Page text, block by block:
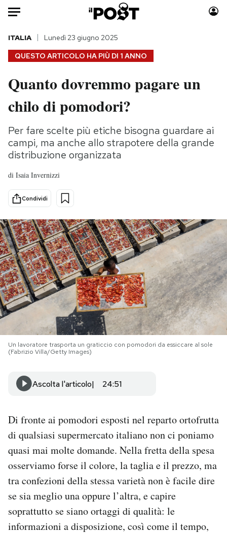
Auto
HOME
Italia
Politica
Tecnologia
Internet
Scienza
Cultura
Economia
Sport
Moda
Storie/Idee
Ok Boomer!
PODCAST
NEWSLETTER
I MIEI PREFERITI
SHOP
CALENDARIO
AREA PERSONALE
Area Personale
Newsletter
Notifiche mobile
Regala il Post
Esci
QUESTO ARTICOLO HA PIÙ DI 1 ANNO
ITALIA Lunedì 23 giugno 2025
Quanto dovremmo pagare un
chilo di pomodori?
Per fare scelte più etiche bisogna guardare ai
campi, ma anche allo strapotere della grande
distribuzione organizzata
di Isaia Invernizzi
Condividi
Un lavoratore trasporta un graticcio con pomodori da essiccare al sole
(Fabrizio Villa/Getty Images)
Ascolta l'articolo 24:51
Di fronte ai pomodori esposti nel reparto ortofrutta
di qualsiasi supermercato italiano non ci poniamo
quasi mai molte domande. Nella fretta della spesa
osserviamo forse il colore, la taglia e il prezzo, ma
tra confezioni della stessa varietà non è facile dire
se sia meglio una oppure l’altra, e capire
soprattutto se siano ortaggi di qualità: le
informazioni a disposizione, così come il tempo,